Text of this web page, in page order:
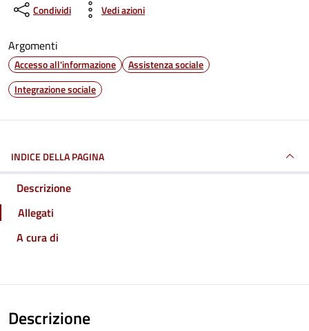
Condividi Vedi azioni
Argomenti
Accesso all'informazione
Assistenza sociale
Integrazione sociale
INDICE DELLA PAGINA
Descrizione
Allegati
A cura di
Descrizione